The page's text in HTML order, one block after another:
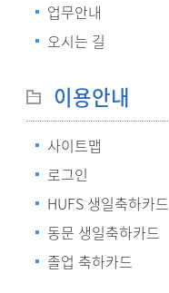
업무안내
오시는 길
이용안내
사이트맵
로그인
HUFS 생일축하카드
동문 생일축하카드
졸업 축하카드